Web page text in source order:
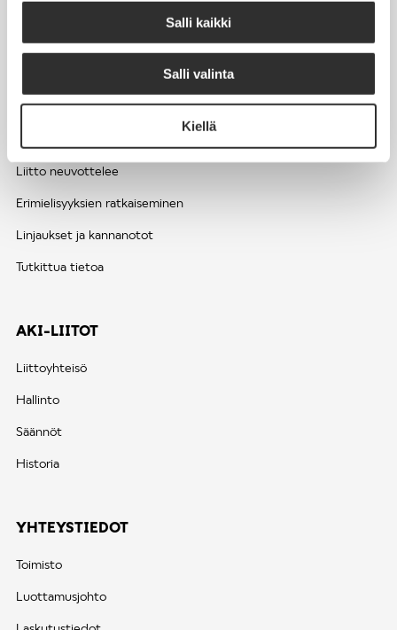
Salli kaikki
Salli valinta
Kiellä
Kesätyöntekijän työehdot ja palkkaus seurakuntien hengellisessä
EDUNVALVONTA
Liitto neuvottelee
Erimielisyyksien ratkaiseminen
Linjaukset ja kannanotot
Tutkittua tietoa
AKI-LIITOT
Liittoyhteisö
Hallinto
Säännöt
Historia
YHTEYSTIEDOT
Toimisto
Luottamusjohto